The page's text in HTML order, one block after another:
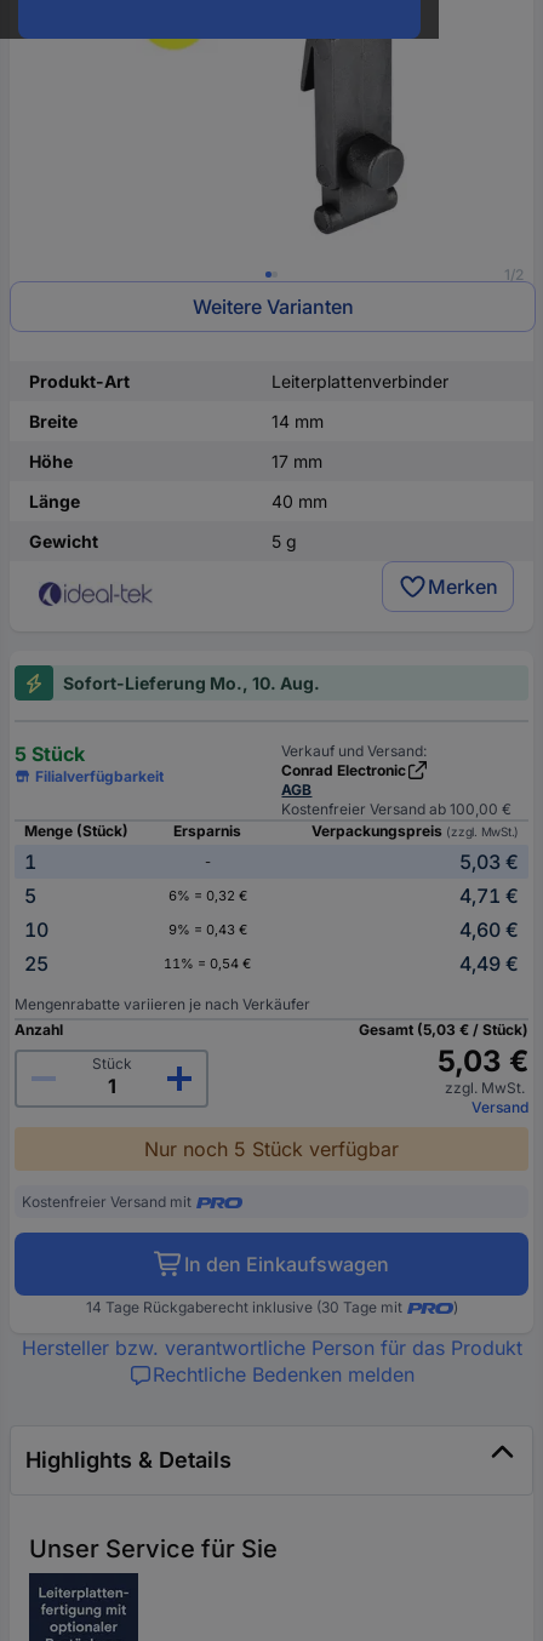
1/2
Weitere Varianten
Produkt-Art
Leiterplattenverbinder
Breite
14 mm
Höhe
17 mm
Länge
40 mm
Gewicht
5 g
Merken
Sofort-Lieferung Mo., 10. Aug.
5 Stück
Filialverfügbarkeit
Verkauf und Versand:
Conrad Electronic
AGB
Kostenfreier Versand ab 100,00 €
Menge (Stück)
Ersparnis Verpackungspreis (zzgl. MwSt.)
1 -
5,03 €
5
6% = 0,32 €
4,71 €
10
9% = 0,43 €
4,60 €
25
11% = 0,54 € 4,49 €
Mengenrabatte variieren je nach Verkäufer
Anzahl
Stück
Gesamt (5,03 € / Stück)
5,03 €
zzgl. MwSt.
Versand
Nur noch 5 Stück verfügbar
Kostenfreier Versand mit
In den Einkaufswagen
14 Tage Rückgaberecht inklusive (30 Tage mit )
Hersteller bzw. verantwortliche Person für das Produkt
Rechtliche Bedenken melden
Highlights & Details
Unser Service für Sie